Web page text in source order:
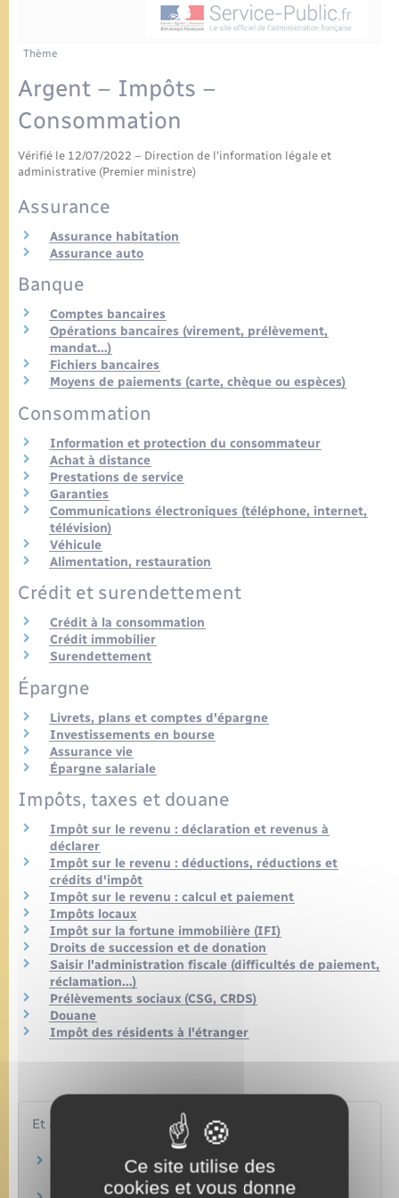
Parrainage civil
Associations
Nouvel habitant
Location de salle
Transports
Thème
Argent – Impôts –
Consommation
Vérifié le 12/07/2022 – Direction de l'information légale et
administrative (Premier ministre)
Assurance
Assurance habitation
Assurance auto
Banque
Comptes bancaires
Opérations bancaires (virement, prélèvement,
mandat…)
Fichiers bancaires
Moyens de paiements (carte, chèque ou espèces)
Consommation
Information et protection du consommateur
Achat à distance
Prestations de service
Garanties
Communications électroniques (téléphone, internet,
télévision)
Véhicule
Alimentation, restauration
Crédit et surendettement
Crédit à la consommation
Crédit immobilier
Surendettement
Épargne
Livrets, plans et comptes d'épargne
Investissements en bourse
Assurance vie
Épargne salariale
Impôts, taxes et douane
Impôt sur le revenu : déclaration et revenus à
déclarer
Impôt sur le revenu : déductions, réductions et
crédits d'impôt
Impôt sur le revenu : calcul et paiement
Impôts locaux
Impôt sur la fortune immobilière (IFI)
Droits de succession et de donation
Saisir l'administration fiscale (difficultés de paiement,
réclamation…)
Prélèvements sociaux (CSG, CRDS)
Douane
Impôt des résidents à l'étranger
Et aussi
Rentes et capitaux versés en cas de décès
Famille – Scolarité
Ce site utilise des
cookies et vous donne